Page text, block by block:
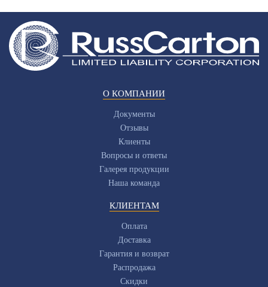
О КОМПАНИИ
Документы
Отзывы
Клиенты
Вопросы и ответы
Галерея продукции
Наша команда
КЛИЕНТАМ
Оплата
Доставка
Гарантия и возврат
Распродажа
Скидки